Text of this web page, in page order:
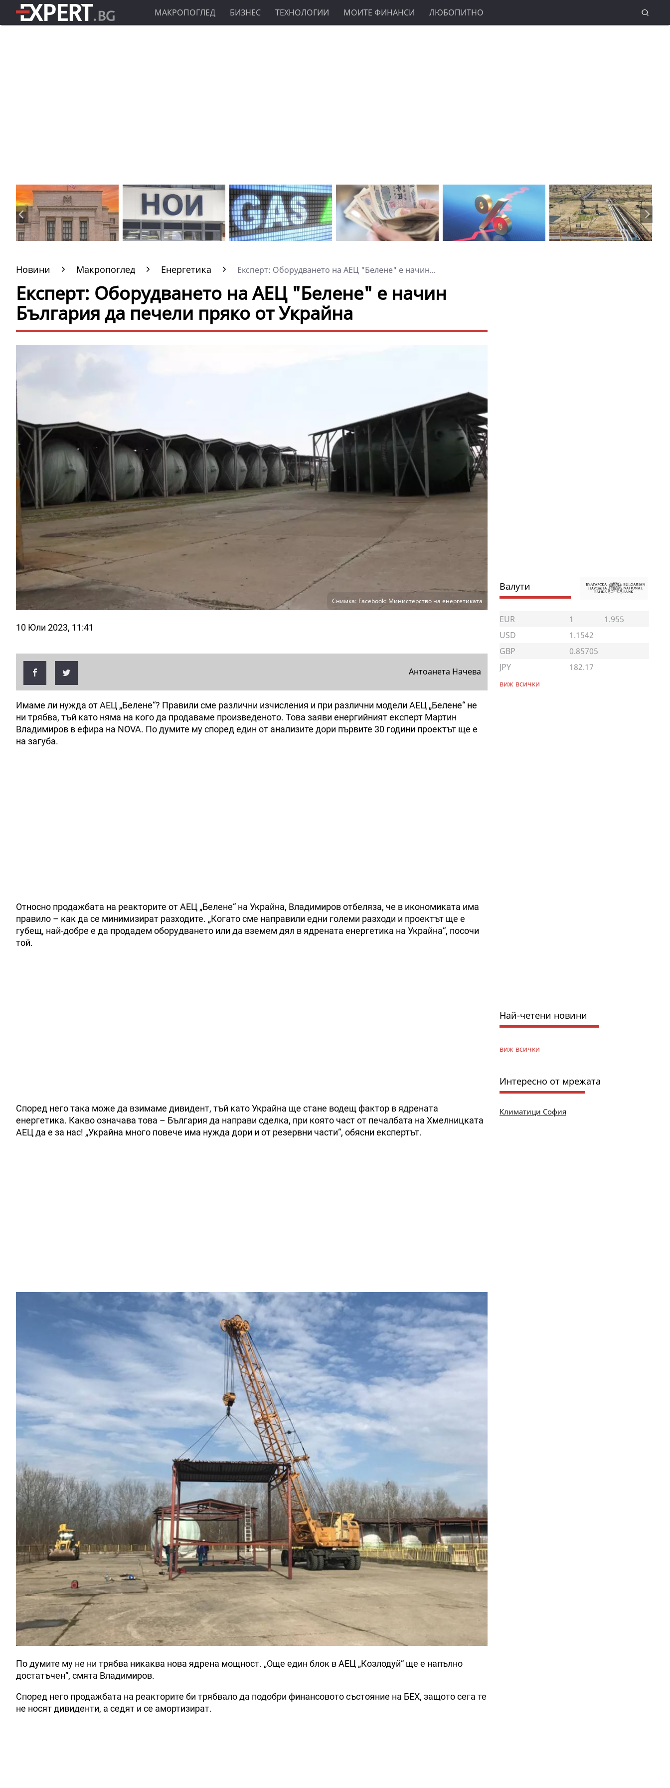
МАКРОПОГЛЕД БИЗНЕС ТЕХНОЛОГИИ МОИТЕ ФИНАНСИ ЛЮБОПИТНО
Новини Макропоглед Енергетика Експерт: Оборудването на АЕЦ "Белене" е начин...
Експерт: Оборудването на АЕЦ "Белене" е начин
България да печели пряко от Украйна
Снимка: Facebook: Министерство на енергетиката
10 Юли 2023, 11:41
Антоанета Начева
Имаме ли нужда от АЕЦ „Белене“? Правили сме различни изчисления и при различни модели АЕЦ „Белене“ не
ни трябва, тъй като няма на кого да продаваме произведеното. Това заяви енергийният експерт Мартин
Владимиров в ефира на NOVA. По думите му според един от анализите дори първите 30 години проектът ще е
на загуба.
Относно продажбата на реакторите от АЕЦ „Белене“ на Украйна, Владимиров отбеляза, че в икономиката има
правило – как да се минимизират разходите. „Когато сме направили едни големи разходи и проектът ще е
губещ, най-добре е да продадем оборудването или да вземем дял в ядрената енергетика на Украйна“, посочи
той.
Според него така може да взимаме дивидент, тъй като Украйна ще стане водещ фактор в ядрената
енергетика. Какво означава това – България да направи сделка, при която част от печалбата на Хмелницката
АЕЦ да е за нас! „Украйна много повече има нужда дори и от резервни части“, обясни експертът.
По думите му не ни трябва никаква нова ядрена мощност. „Още един блок в АЕЦ „Козлодуй“ ще е напълно
достатъчен“, смята Владимиров.
Според него продажбата на реакторите би трябвало да подобри финансовото състояние на БЕХ, защото сега те
не носят дивиденти, а седят и се амортизират.
Валути
EUR 1
1.955
USD
1.1542
GBP
0.85705
JPY
182.17
виж всички
Най-четени новини
виж всички
Интересно от мрежата
Климатици София